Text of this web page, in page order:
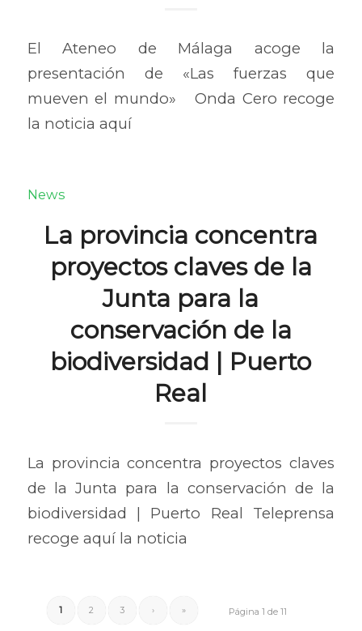
El Ateneo de Málaga acoge la
presentación de «Las fuerzas que
mueven el mundo» Onda Cero recoge
la noticia aquí
News
La provincia concentra
proyectos claves de la
Junta para la
conservación de la
biodiversidad | Puerto
Real
La provincia concentra proyectos claves
de la Junta para la conservación de la
biodiversidad | Puerto Real Teleprensa
recoge aquí la noticia
Página 1 de 11
1 2 3 › »